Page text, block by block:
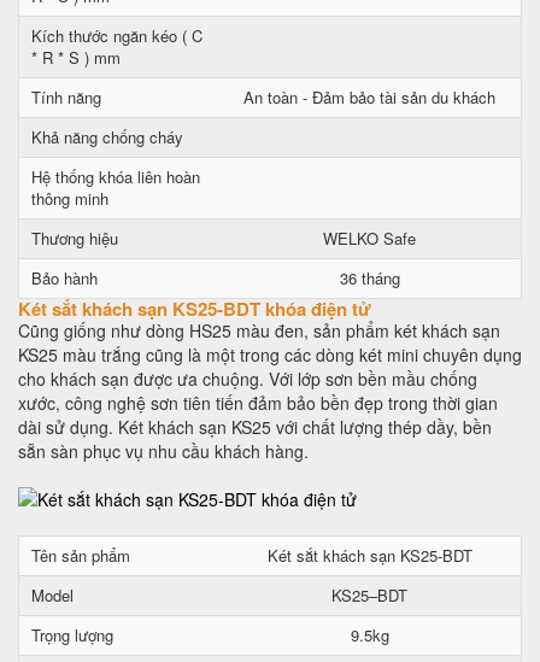
Kích thước ngăn kéo ( C
* R * S ) mm
Tính năng
An toàn - Đảm bảo tài sản du khách
Khả năng chống cháy
Hệ thống khóa liên hoàn
thông minh
Thương hiệu
WELKO Safe
Bảo hành
36 tháng
Két sắt khách sạn KS25-BDT khóa điện tử
Cũng giống như dòng HS25 màu đen, sản phẩm két khách sạn
KS25 màu trắng cũng là một trong các dòng két mini chuyên dụng
cho khách sạn được ưa chuộng. Với lớp sơn bền mầu chống
xước, công nghệ sơn tiên tiến đảm bảo bền đẹp trong thời gian
dài sử dụng. Két khách sạn KS25 với chất lượng thép dầy, bền
sẵn sàn phục vụ nhu cầu khách hàng.
Tên sản phẩm
Két sắt khách sạn KS25-BDT
Model
KS25–BDT
Trọng lượng
9.5kg